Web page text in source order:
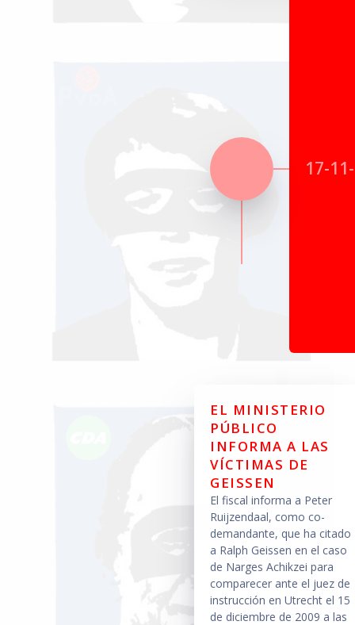
17-
EL MINISTERIO
PÚBLICO
INFORMA A LAS
VÍCTIMAS DE
GEISSEN
El fiscal informa a Peter
Ruijzendaal, como co-
demandante, que ha citado
a Ralph Geissen en el caso
de Narges Achikzei para
comparecer ante el juez de
instrucción en Utrecht el 15
de diciembre de 2009 a las